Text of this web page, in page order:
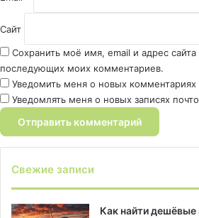
Сайт
Сохранить моё имя, email и адрес
последующих моих комментариев.
Уведомить меня о новых комментариях
Уведомлять меня о новых записях
Свежие записи
Как найти дешёвые